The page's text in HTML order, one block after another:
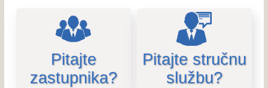
Pitajte
zastupnika?
Pitajte stručnu
službu?